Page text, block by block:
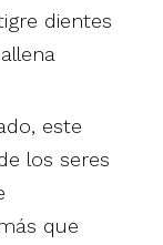
dientes
este
los seres
que